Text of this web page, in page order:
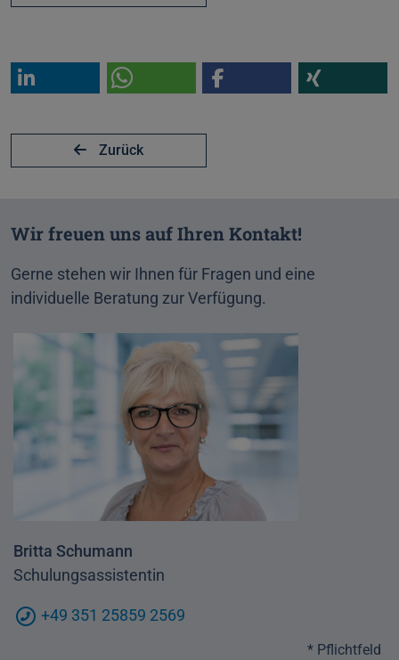
Zurück
Wir freuen uns auf Ihren Kontakt!
Gerne stehen wir Ihnen für Fragen und eine
individuelle Beratung zur Verfügung.
Britta Schumann
Schulungsassistentin
+49 351 25859 2569
* Pflichtfeld